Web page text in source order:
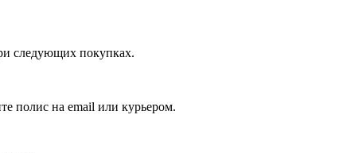
следующих покупках.
полис на email или курьером.